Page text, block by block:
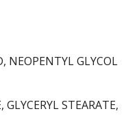
NEOPENTYL GLYCOL
STEARATE,